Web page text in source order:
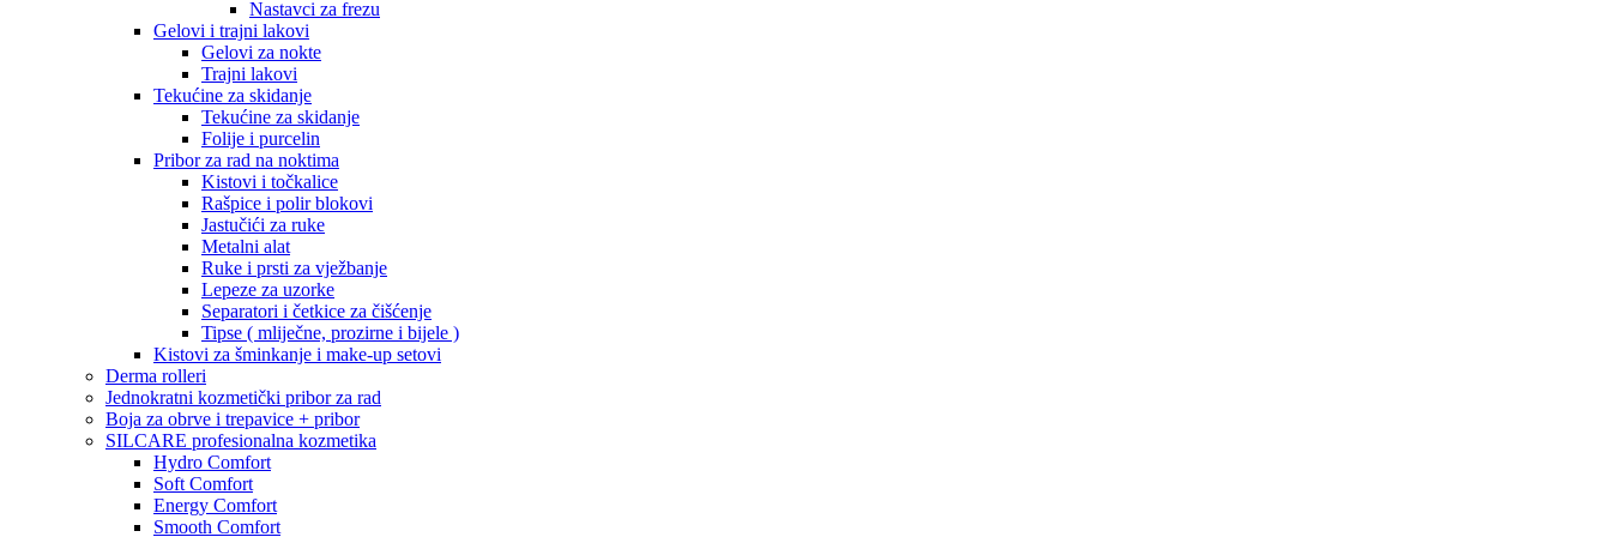
Nastavci za frezu
Gelovi i trajni lakovi
Gelovi za nokte
Trajni lakovi
Tekućine za skidanje
Tekućine za skidanje
Folije i purcelin
Pribor za rad na noktima
Kistovi i točkalice
Rašpice i polir blokovi
Jastučići za ruke
Metalni alat
Ruke i prsti za vježbanje
Lepeze za uzorke
Separatori i četkice za čišćenje
Tipse ( mliječne, prozirne i bijele )
Kistovi za šminkanje i make-up setovi
Derma rolleri
Jednokratni kozmetički pribor za rad
Boja za obrve i trepavice + pribor
SILCARE profesionalna kozmetika
Hydro Comfort
Soft Comfort
Energy Comfort
Smooth Comfort